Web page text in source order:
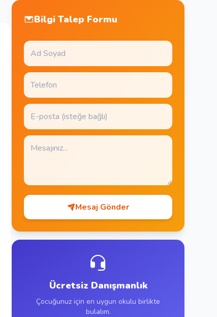
Bilgi Talep Formu
Mesaj Gönder
Ücretsiz Danışmanlık
Çocuğunuz için en uygun okulu birlikte
bulalım.